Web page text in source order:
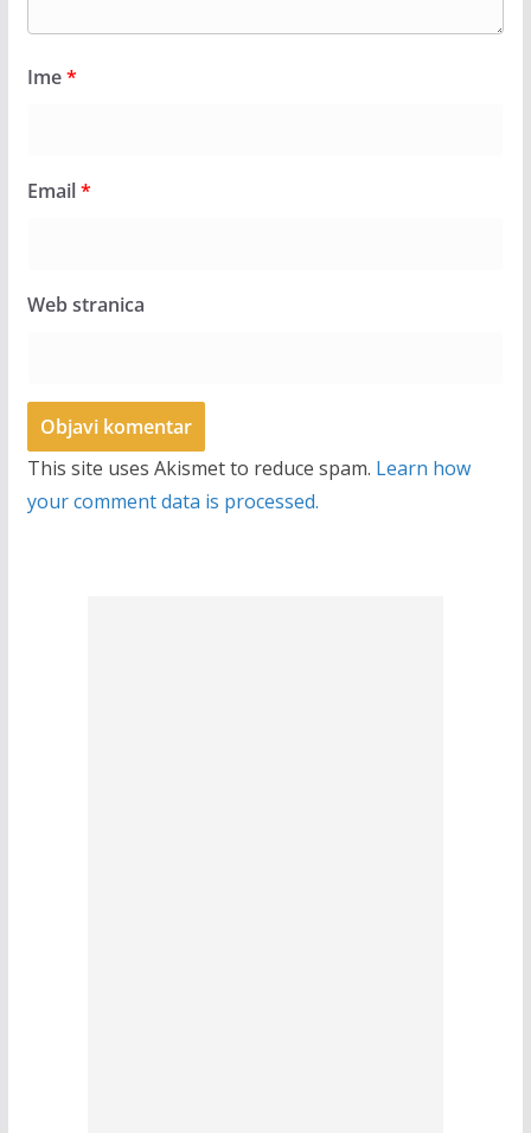
Ime*
Email*
Web stranica
This site uses Akismet to reduce spam. Learn how
your comment data is processed.